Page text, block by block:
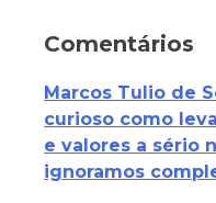
Comentários
Marcos Tulio de
curioso como
e valores a sério
ignoramos